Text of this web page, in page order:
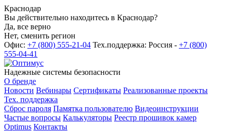
Краснодар
Вы действительно находитесь в Краснодар?
Да, все верно
Нет, сменить регион
Офис: +7 (800) 555-21-04 Тех.поддержка: Россия - +7 (800)
555-04-41
Надежные системы безопасности
О бренде
Новости Вебинары Сертификаты Реализованные проекты
Тех. поддержка
Сброс пароля Памятка пользователю Видеоинструкции
Частые вопросы Калькуляторы Реестр прошивок камер
Optimus Контакты